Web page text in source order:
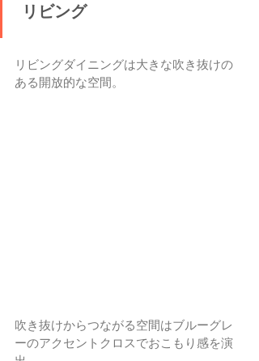
リビング
リビングダイニングは大きな吹き抜けの
ある開放的な空間。
吹き抜けからつながる空間はブルーグレ
ーのアクセントクロスでおこもり感を演